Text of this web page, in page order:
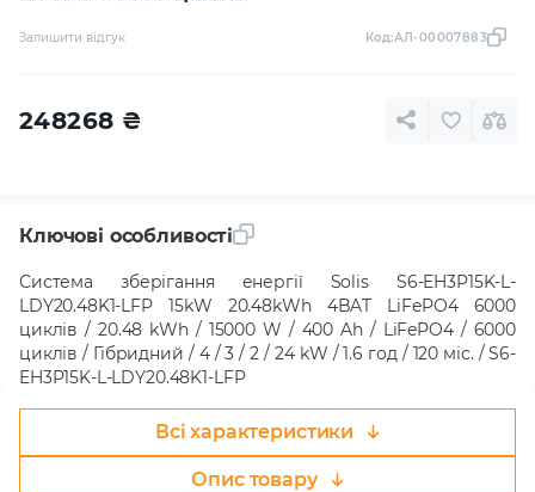
Залишити відгук Код:АЛ-00007883
248268 ₴
Ключові особливості
Система зберігання енергії Solis S6-EH3P15K-L-
LDY20.48K1-LFP 15kW 20.48kWh 4BAT LiFePO4 6000
циклів / 20.48 kWh / 15000 W / 400 Ah / LiFePO4 / 6000
циклів / Гібридний / 4 / 3 / 2 / 24 kW / 1.6 год / 120 міс. / S6-
EH3P15K-L-LDY20.48K1-LFP
Всі характеристики
Опис товару